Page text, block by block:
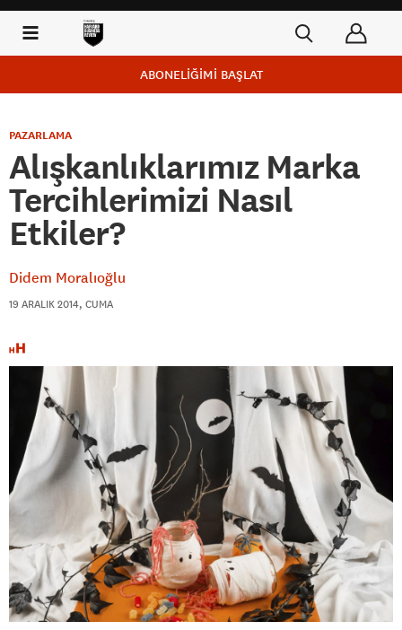
ABONELİĞİMİ BAŞLAT
PAZARLAMA
Alışkanlıklarımız Marka
Tercihlerimizi Nasıl
Etkiler?
Didem Moralıoğlu
19 ARALIK 2014, CUMA